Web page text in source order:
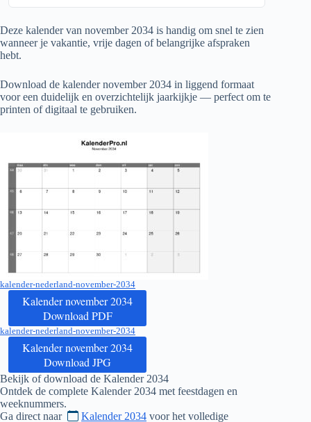
Deze kalender van november 2034 is handig om snel te zien
wanneer je vakantie, vrije dagen of belangrijke afspraken
hebt.
Download de kalender november 2034 in liggend formaat
voor een duidelijk en overzichtelijk jaarkijkje — perfect om te
printen of digitaal te gebruiken.
kalender-nederland-november-2034
Kalender november 2034
Download PDF
kalender-nederland-november-2034
Kalender november 2034
Download JPG
Bekijk of download de Kalender 2034
Ontdek de complete Kalender 2034 met feestdagen en
weeknummers.
Ga direct naar
Kalender 2034 voor het volledige